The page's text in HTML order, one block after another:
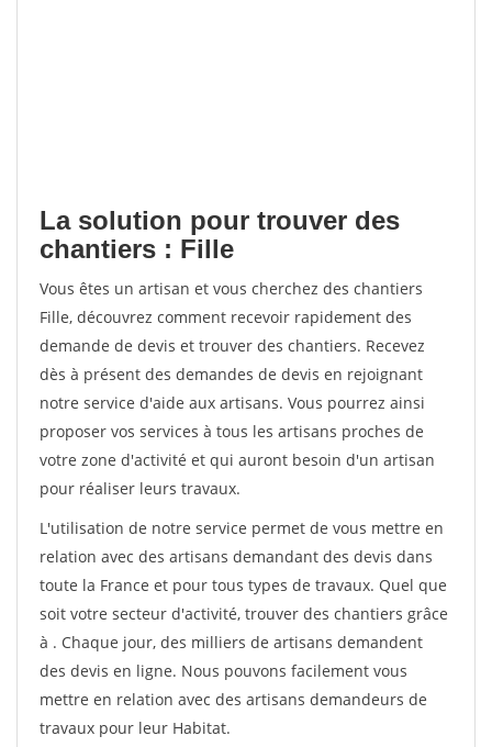
La solution pour trouver des
chantiers : Fille
Vous êtes un artisan et vous cherchez des chantiers
Fille, découvrez comment recevoir rapidement des
demande de devis et trouver des chantiers. Recevez
dès à présent des demandes de devis en rejoignant
notre service d'aide aux artisans. Vous pourrez ainsi
proposer vos services à tous les artisans proches de
votre zone d'activité et qui auront besoin d'un artisan
pour réaliser leurs travaux.
L'utilisation de notre service permet de vous mettre en
relation avec des artisans demandant des devis dans
toute la France et pour tous types de travaux. Quel que
soit votre secteur d'activité, trouver des chantiers grâce
à . Chaque jour, des milliers de artisans demandent
des devis en ligne. Nous pouvons facilement vous
mettre en relation avec des artisans demandeurs de
travaux pour leur Habitat.